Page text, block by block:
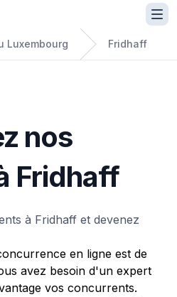
Luxembourg Fridhaff
nos
Fridhaff
à Fridhaff et devenez
en ligne est de
avez besoin d'un expert
vos concurrents.